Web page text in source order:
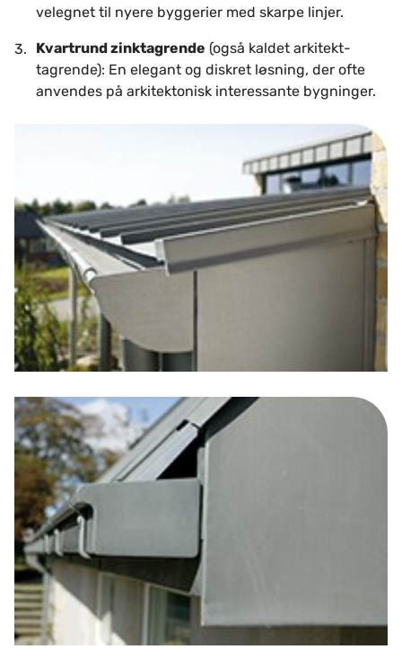
velegnet til nyere byggerier med skarpe linjer.
Kvartrund zinktagrende (også kaldet arkitekt-
tagrende): En elegant og diskret løsning, der ofte
anvendes på arkitektonisk interessante bygninger.